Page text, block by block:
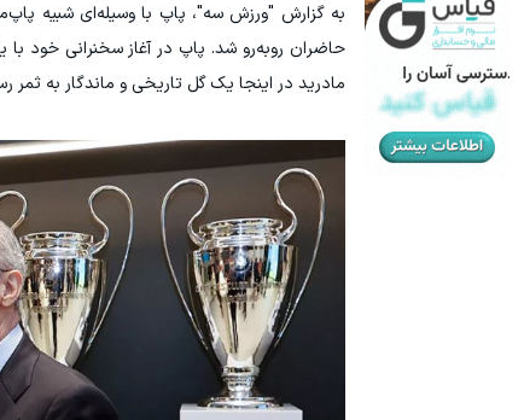
به گزارش "ورزش سه"، پاپ با وسیله‌ای شبیه
حاضران روبه‌رو شد. پاپ در آغاز سخنرانی خود با
مادرید در اینجا یک گل تاریخی و ماندگار به ثمر